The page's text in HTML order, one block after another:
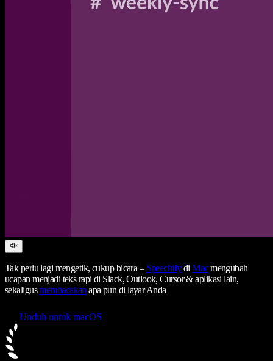
Tak perlu lagi mengetik, cukup bicara – SpeechifydiMacmengubah
ucapan menjadi teks rapi di Slack, Outlook, Cursor & aplikasi lain,
sekaligusmembacakan apa pun di layar Anda
Unduh untuk macOS